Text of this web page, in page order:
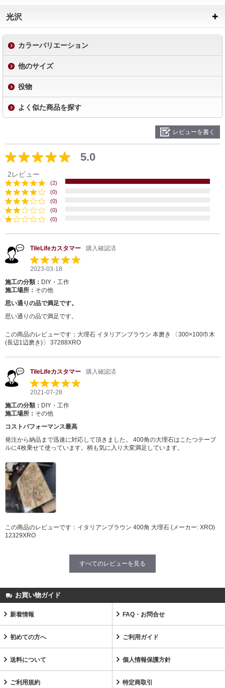
光沢
カラーバリエーション
他のサイズ
役物
よく似た商品を探す
レビューを書く
5.0
2レビュー
(2)
(0)
(0)
(0)
(0)
TileLifeカスタマー 購入確認済
2023-03-18
施工の分類： DIY・工作
施工場所： その他
思い通りの品で満足です。
思い通りの品で満足です。
この商品のレビューです： 大理石 イタリアンブラウン 本磨き 〔300×100巾木
(長辺1辺磨き)〕 37288XRO
TileLifeカスタマー 購入確認済
2021-07-28
施工の分類： DIY・工作
施工場所： その他
コストパフォーマンス最高
発注から納品まで迅速に対応して頂きました。 400角の大理石はこたつテーブ
ルに4枚乗せて使っています。柄も気に入り大変満足しています。
この商品のレビューです： イタリアンブラウン 400角 大理石 (メーカー: XRO)
12329XRO
すべてのレビューを見る
お買い物ガイド
新着情報 FAQ・お問合せ
初めての方へ ご利用ガイド
送料について 個人情報保護方針
ご利用規約 特定商取引